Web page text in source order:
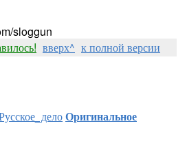
sloggun
вверх^ к полной версии
Оригинальное